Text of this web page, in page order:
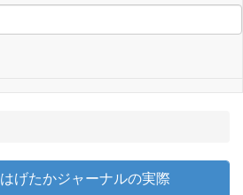
はげたかジャーナルの実際